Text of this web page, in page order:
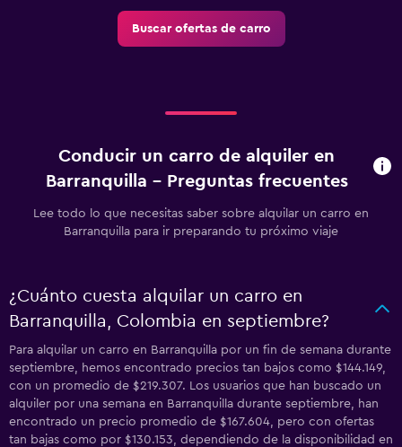
Buscar ofertas de carro
Conducir un carro de alquiler en
Barranquilla - Preguntas frecuentes
Lee todo lo que necesitas saber sobre alquilar un carro en
Barranquilla para ir preparando tu próximo viaje
¿Cuánto cuesta alquilar un carro en
Barranquilla, Colombia en septiembre?
Para alquilar un carro en Barranquilla por un fin de semana durante
septiembre, hemos encontrado precios tan bajos como $144.149,
con un promedio de $219.307. Los usuarios que han buscado un
alquiler por una semana en Barranquilla durante septiembre, han
encontrado un precio promedio de $167.604, pero con ofertas
tan bajas como por $130.153, dependiendo de la disponibilidad en